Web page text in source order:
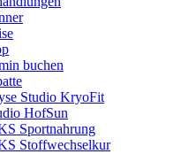
buchen
Studio KryoFit
HofSun
Sportnahrung
Stoffwechselkur